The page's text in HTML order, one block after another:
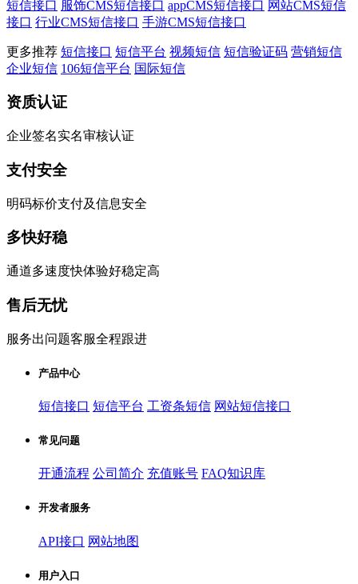
短信接口 服饰CMS短信接口 appCMS短信接口 网站CMS短信
接口 行业CMS短信接口 手游CMS短信接口
更多推荐 短信接口 短信平台 视频短信 短信验证码 营销短信
企业短信 106短信平台 国际短信
资质认证
企业签名实名审核认证
支付安全
明码标价支付及信息安全
多快好稳
通道多速度快体验好稳定高
售后无忧
服务出问题客服全程跟进
产品中心
短信接口 短信平台 工资条短信 网站短信接口
常见问题
开通流程 公司简介 充值账号 FAQ知识库
开发者服务
API接口 网站地图
用户入口